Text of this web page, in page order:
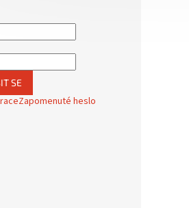
SE
Zapomenuté heslo